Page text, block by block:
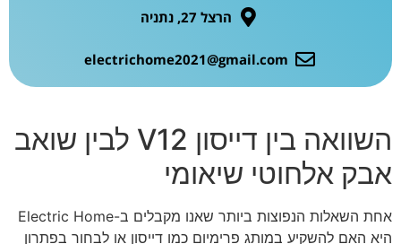
הרצל 27, נתניה
electrichome2021@gmail.com
השוואה בין דייסון V12 לבין שואב
אבק אלחוטי שיאומי
אחת השאלות הנפוצות ביותר שאנו מקבלים ב-Electric Home
היא האם להשקיע במותג פרימיום כמו דייסון או לבחור בפתרון